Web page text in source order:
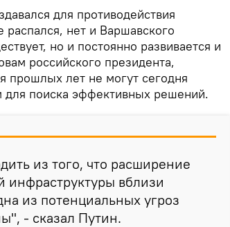
для противодействия
нет и Варшавского
но и постоянно развивается и
российского президента,
лет не могут сегодня
поиска эффективных решений.
из того, что расширение
инфраструктуры вблизи
из потенциальных угроз
- сказал Путин.